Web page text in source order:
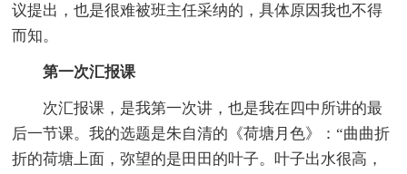
议提出，也是很难被班主任采纳的，具体原因我也不得
而知。
第一次汇报课
次汇报课，是我第一次讲，也是我在四中所讲的最
后一节课。我的选题是朱自清的《荷塘月色》：“曲曲折
折的荷塘上面，弥望的是田田的叶子。叶子出水很高，